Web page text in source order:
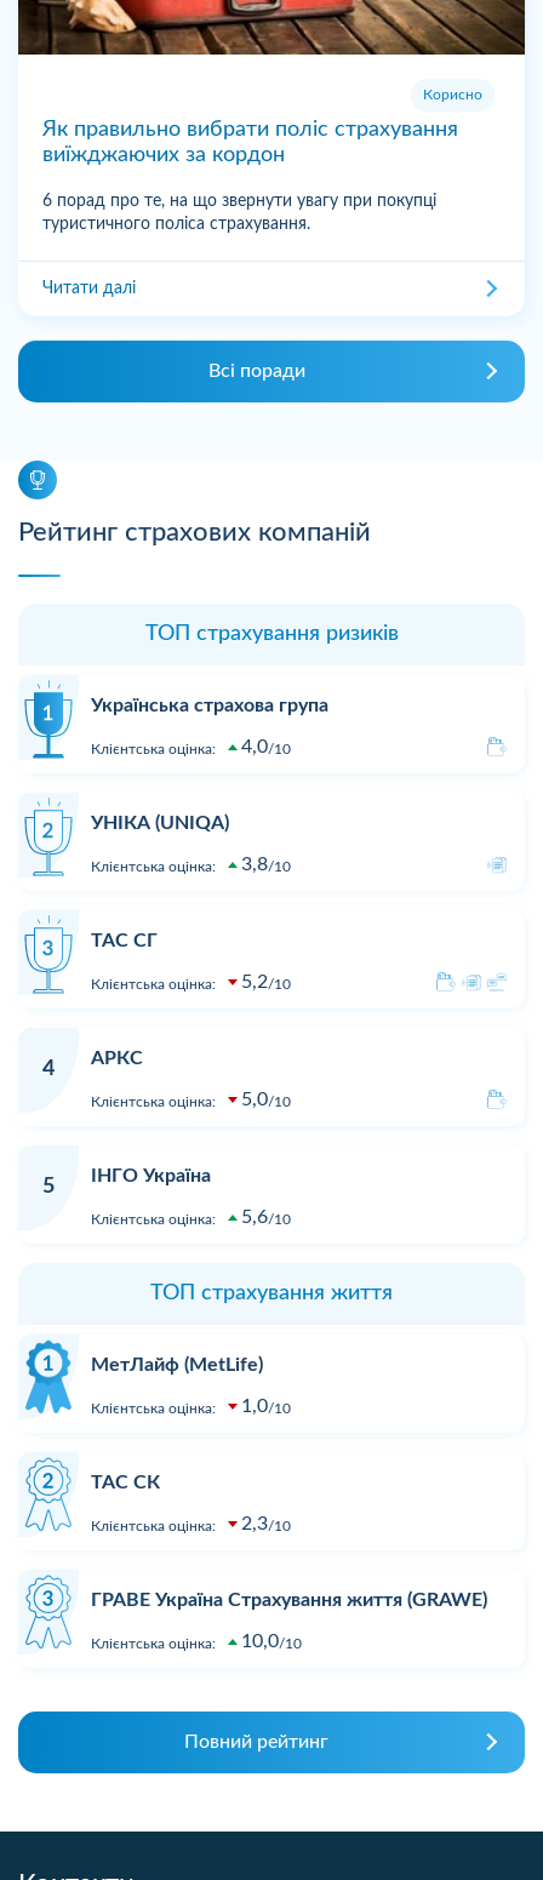
Корисно
Як правильно вибрати поліс страхування
виїжджаючих за кордон
6 порад про те, на що звернути увагу при покупці
туристичного поліса страхування.
Читати далі
Всі поради
Рейтинг страхових компаній
ТОП страхування ризиків
Українська страхова група
Клієнтська оцінка: 4,0 10
УНІКА (UNIQA)
Клієнтська оцінка: 3,8 10
ТАС СГ
Клієнтська оцінка: 5,2 10
4
АРКС
Клієнтська оцінка: 5,0 10
5
ІНГО Україна
Клієнтська оцінка: 5,6 10
ТОП страхування життя
МетЛайф (MetLife)
Клієнтська оцінка: 1,0 10
ТАС СК
Клієнтська оцінка: 2,3 10
ГРАВЕ Україна Страхування життя (GRAWE)
Клієнтська оцінка: 10,0 10
Повний рейтинг